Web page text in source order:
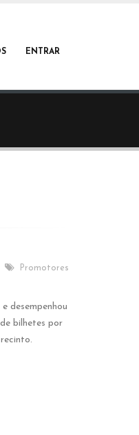
ENTRAR
Promotores
e desempenhou
bilhetes por